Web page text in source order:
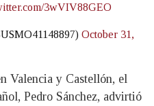
3wVIV88GEO
October 31,
Valencia y Castellón, el
Pedro Sánchez, advirtió